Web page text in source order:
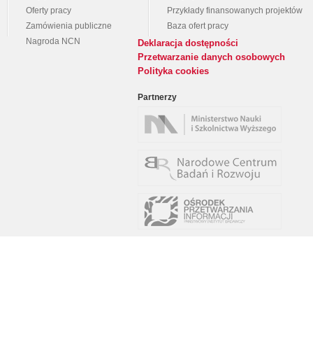
Oferty pracy
Zamówienia publiczne
Nagroda NCN
Przykłady finansowanych projektów
Baza ofert pracy
Deklaracja dostępności
Przetwarzanie danych osobowych
Polityka cookies
Partnerzy